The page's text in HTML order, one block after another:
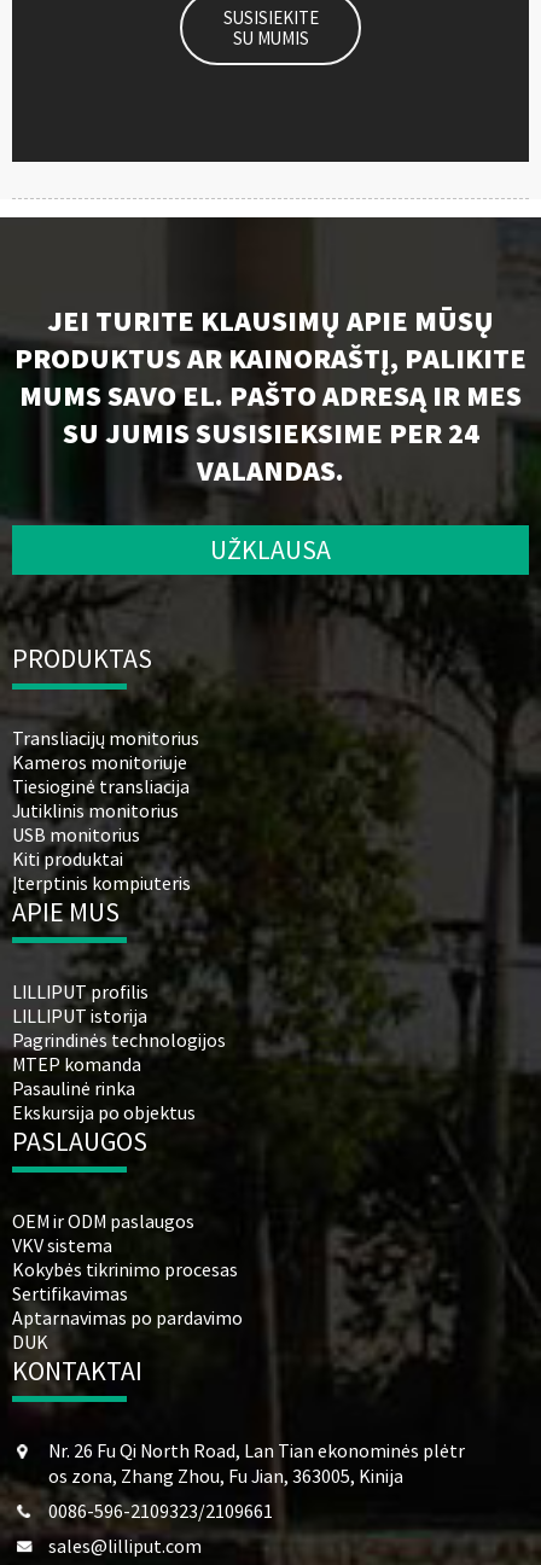
SUSISIEKITE
SU MUMIS
JEI TURITE KLAUSIMŲ APIE MŪSŲ
PRODUKTUS AR KAINORAŠTĮ, PALIKITE
MUMS SAVO EL. PAŠTO ADRESĄ IR MES
SU JUMIS SUSISIEKSIME PER 24
VALANDAS.
UŽKLAUSA
PRODUKTAS
Transliacijų monitorius
Kameros monitoriuje
Tiesioginė transliacija
Jutiklinis monitorius
USB monitorius
Kiti produktai
Įterptinis kompiuteris
APIE MUS
LILLIPUT profilis
LILLIPUT istorija
Pagrindinės technologijos
MTEP komanda
Pasaulinė rinka
Ekskursija po objektus
PASLAUGOS
OEM ir ODM paslaugos
VKV sistema
Kokybės tikrinimo procesas
Sertifikavimas
Aptarnavimas po pardavimo
DUK
KONTAKTAI
Nr. 26 Fu Qi North Road, Lan Tian ekonominės plėtr
os zona, Zhang Zhou, Fu Jian, 363005, Kinija
0086-596-2109323/2109661
sales@lilliput.com